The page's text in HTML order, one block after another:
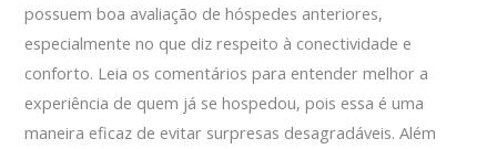
possuem boa avaliação de hóspedes anteriores,
especialmente no que diz respeito à conectividade e
conforto. Leia os comentários para entender melhor a
experiência de quem já se hospedou, pois essa é uma
maneira eficaz de evitar surpresas desagradáveis. Além